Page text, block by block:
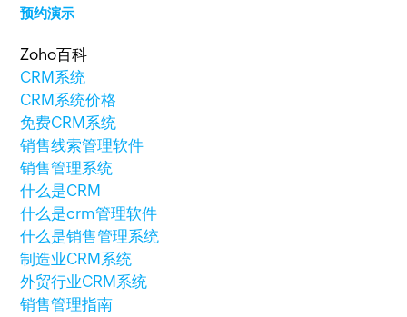
预约演示
Zoho百科
CRM系统
CRM系统价格
免费CRM系统
销售线索管理软件
销售管理系统
什么是CRM
什么是crm管理软件
什么是销售管理系统
制造业CRM系统
外贸行业CRM系统
销售管理指南